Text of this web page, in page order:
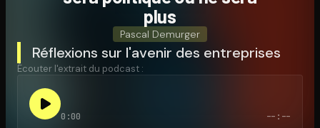
Ouvre l'app Appareil photo, pointe sur le code. C'est gratuit à
plus
Pascal Demurger
Réflexions sur l'avenir des entreprises
Écouter l'extrait du podcast :
0:00 --:--